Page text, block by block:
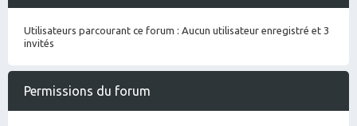
Utilisateurs parcourant ce forum : Aucun utilisateur enregistré et 3
invités
Permissions du forum